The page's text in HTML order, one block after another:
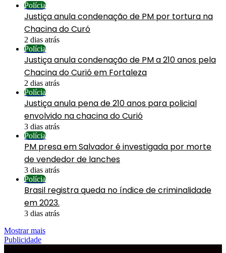
Polícia
Justiça anula condenação de PM por tortura na
Chacina do Curó
2 dias atrás
Polícia
Justiça anula condenação de PM a 210 anos pela
Chacina do Curió em Fortaleza
2 dias atrás
Polícia
Justiça anula pena de 210 anos para policial
envolvido na chacina do Curió
3 dias atrás
Polícia
PM presa em Salvador é investigada por morte
de vendedor de lanches
3 dias atrás
Polícia
Brasil registra queda no índice de criminalidade
em 2023.
3 dias atrás
Mostrar mais
Publicidade